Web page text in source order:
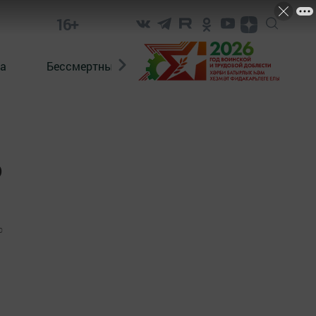
16+
Бессмертный полк. Кряшены